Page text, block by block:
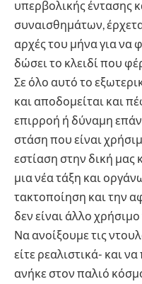
υπερβολικής έντασης
συναισθημάτων,
αρχές του μήνα για να
δώσει το κλειδί που
Σε όλο αυτό το
και αποδομείται και
επιρροή ή δύναμη
στάση που είναι
εστίαση στην δική
μια νέα τάξη και
τακτοποίηση και την
δεν είναι άλλο
Να ανοίξουμε τις
είτε ρεαλιστικά- και
ανήκε στον παλιό